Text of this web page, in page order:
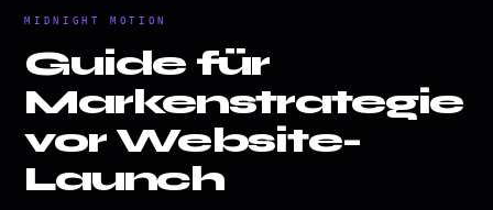
MIDNIGHT MOTION
Guide für
Markenstrategie
vor Website-
Launch